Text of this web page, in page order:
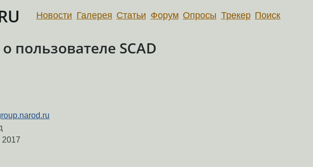
Новости Галерея Статьи Форум Опросы Трекер Поиск
пользователе SCAD
2017